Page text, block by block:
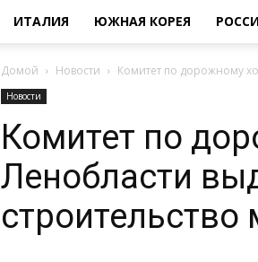
ИТАЛИЯ ЮЖНАЯ КОРЕЯ
Домой Новости Комитет по дорожному
Новости
Комитет по
Ленобласти
строительство